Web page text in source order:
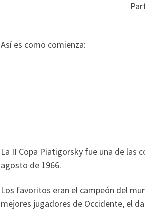
Así es como comienza:
La II Copa Piatigorsky fue una de las
agosto de 1966.
Los favoritos eran el campeón del
mejores jugadores de Occidente, el